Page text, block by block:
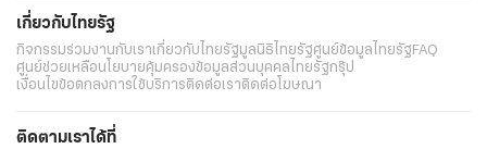
เกี่ยวกับไทยรัฐ
กิจกรรมร่วมงานกับเราเกี่ยวกับไทยรัฐมูลนิธิไทยรัฐศูนย์ข้อมูลไทยรัฐFAQ
ศูนย์ช่วยเหลือนโยบายคุ้มครองข้อมูลส่วนบุคคลไทยรัฐกรุ๊ป
เงื่อนไขข้อตกลงการใช้บริการติดต่อเราติดต่อโฆษณา
ติดตามเราได้ที่